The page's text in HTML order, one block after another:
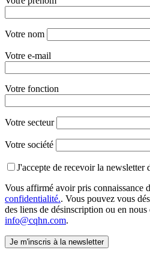
Votre nom
Votre e-mail
Votre fonction
Votre secteur
Votre société
J'accepte de recevoir la newsletter
Vous affirmé avoir pris connaissance
confidentialité.. Vous pouvez vous
des liens de désinscription ou en nous
info@cqhn.com.